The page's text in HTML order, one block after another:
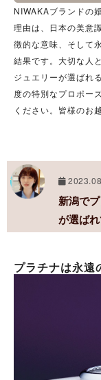
NIWAKAブランドの
理由は、日本の美意
徴的な意味、そして
結果です。大切な人
ジュエリーが選ばれ
度の特別なプロポー
ください。皆様のお
新潟で
が選ば
プラチナは永遠